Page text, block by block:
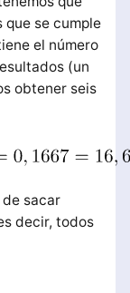
se cumple
el número
(un
obtener seis
sacar
decir, todos